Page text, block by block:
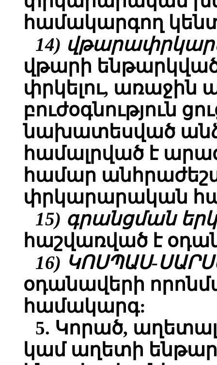
համակարգող
14)
վթարի
փրկելու, առաջին
բուժօգնություն
նախատեսված
համալրված է
համար անհրաժեշտ
փրկարարական
15) գրանցման
հաշվառված է
16) ԿՈՍՊԱՍ-
օդանավերի
համակարգ:
5. Կորած,
կամ աղետի